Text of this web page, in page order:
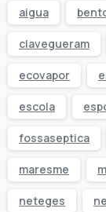
aigua
clavegueram
ecovapor
escola
fossaseptica
maresme
neteges